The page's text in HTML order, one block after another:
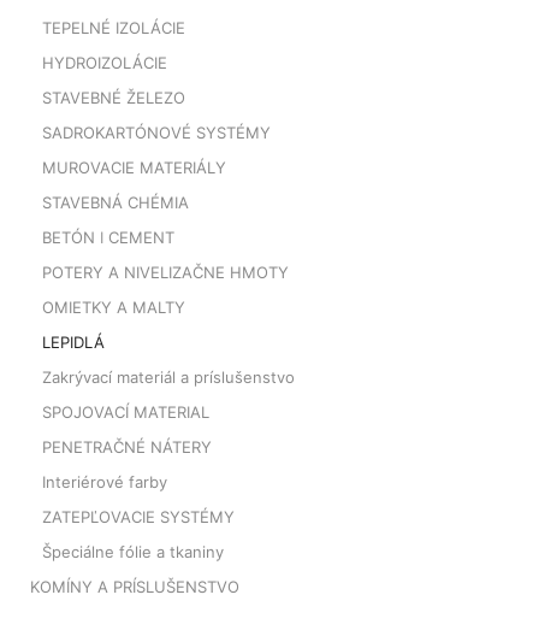
TEPELNÉ IZOLÁCIE
HYDROIZOLÁCIE
STAVEBNÉ ŽELEZO
SADROKARTÓNOVÉ SYSTÉMY
MUROVACIE MATERIÁLY
STAVEBNÁ CHÉMIA
BETÓN ǀ CEMENT
POTERY A NIVELIZAČNE HMOTY
OMIETKY A MALTY
LEPIDLÁ
Zakrývací materiál a príslušenstvo
SPOJOVACÍ MATERIAL
PENETRAČNÉ NÁTERY
Interiérové farby
ZATEPĽOVACIE SYSTÉMY
Špeciálne fólie a tkaniny
KOMÍNY A PRÍSLUŠENSTVO